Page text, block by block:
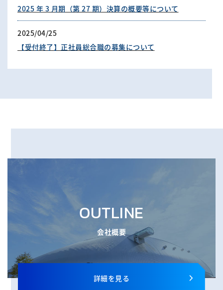
2025 年 3 月期（第 27 期）決算の概要等について
2025/04/25
【受付終了】正社員総合職の募集について
OUTLINE
会社概要
詳細を見る